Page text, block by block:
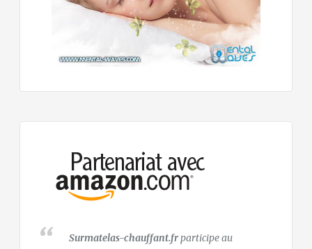
Surmatelas-chauffant.frparticipe au